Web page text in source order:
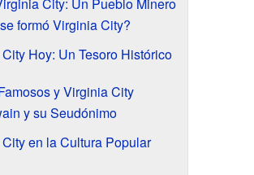
formó Virginia City?
Hoy: Un Tesoro Histórico
y Virginia City
y su Seudónimo
en la Cultura Popular